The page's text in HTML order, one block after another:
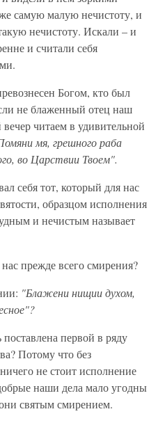
самую малую нечистоту, и
нечистоту. Искали – и
и считали себя
Богом, кто был
не блаженный отец наш
читаем в удивительной
мя, грешного раба
во Царствии Твоем".
себя тот, который для нас
образцом исполнения
и нечистым называет
прежде всего смирения?
"Блажени нищии духом,
поставлена первой в ряду
Потому что без
не стоит исполнение
наши дела мало угодны
святым смирением.